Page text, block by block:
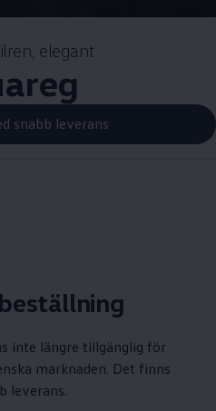
elegant
snabb leverans
inte längre tillgänglig för
marknaden. Det finns
leverans.